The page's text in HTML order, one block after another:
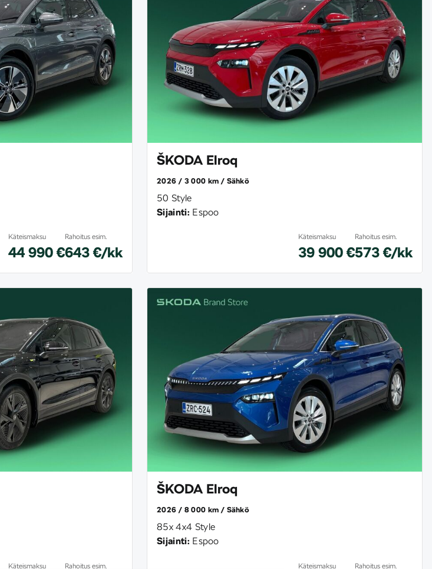
Käteismaksu
44 990 €
Rahoitus esim.
643 €/kk
ŠKODA Elroq
2026 3 000 km Sähkö
50 Style
Sijainti: Espoo
Käteismaksu
39 900 €
Rahoitus esim.
573 €/kk
Käteismaksu Rahoitus esim.
ŠKODA Elroq
2026 8 000 km Sähkö
85x 4x4 Style
Sijainti: Espoo
Käteismaksu Rahoitus esim.